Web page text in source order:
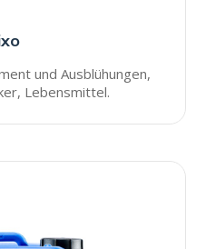
und Ausblühungen,
Lebensmittel.